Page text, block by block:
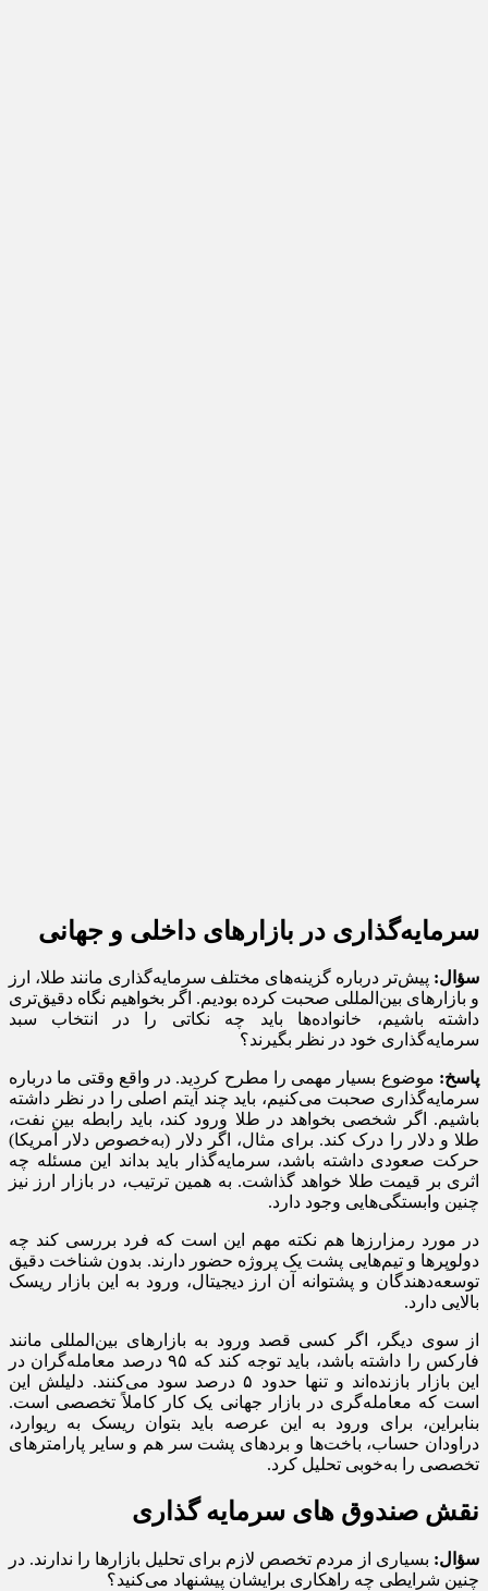
سرمایه‌گذاری در بازارهای داخلی و جهانی
سؤال: پیش‌تر درباره گزینه‌های مختلف سرمایه‌گذاری مانند طلا، ارز
و بازارهای بین‌المللی صحبت کرده بودیم. اگر بخواهیم نگاه دقیق‌تری
داشته باشیم، خانواده‌ها باید چه نکاتی را در انتخاب سبد
سرمایه‌گذاری خود در نظر بگیرند؟
پاسخ: موضوع بسیار مهمی را مطرح کردید. در واقع وقتی ما درباره
سرمایه‌گذاری صحبت می‌کنیم، باید چند آیتم اصلی را در نظر داشته
باشیم. اگر شخصی بخواهد در طلا ورود کند، باید رابطه بین نفت،
طلا و دلار را درک کند. برای مثال، اگر دلار (به‌خصوص دلار آمریکا)
حرکت صعودی داشته باشد، سرمایه‌گذار باید بداند این مسئله چه
اثری بر قیمت طلا خواهد گذاشت. به همین ترتیب، در بازار ارز نیز
چنین وابستگی‌هایی وجود دارد.
در مورد رمزارزها هم نکته مهم این است که فرد بررسی کند چه
دولوپرها و تیم‌هایی پشت یک پروژه حضور دارند. بدون شناخت دقیق
توسعه‌دهندگان و پشتوانه آن ارز دیجیتال، ورود به این بازار ریسک
بالایی دارد.
از سوی دیگر، اگر کسی قصد ورود به بازارهای بین‌المللی مانند
فارکس را داشته باشد، باید توجه کند که ۹۵ درصد معامله‌گران در
این بازار بازنده‌اند و تنها حدود ۵ درصد سود می‌کنند. دلیلش این
است که معامله‌گری در بازار جهانی یک کار کاملاً تخصصی است.
بنابراین، برای ورود به این عرصه باید بتوان ریسک به ریوارد،
دراودان حساب، باخت‌ها و بردهای پشت سر هم و سایر پارامترهای
تخصصی را به‌خوبی تحلیل کرد.
نقش صندوق‌ های سرمایه‌ گذاری
سؤال: بسیاری از مردم تخصص لازم برای تحلیل بازارها را ندارند. در
چنین شرایطی چه راهکاری برایشان پیشنهاد می‌کنید؟